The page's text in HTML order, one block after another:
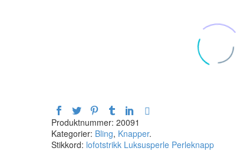
Produktnummer: 20091
Kategorier: Bling, Knapper.
Stikkord: lofotstrikk Luksusperle Perleknapp